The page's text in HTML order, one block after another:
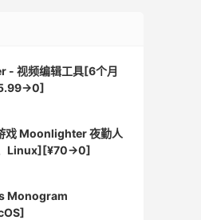
视频编辑工具[6个月
戏 Moonlighter 夜勤人
Linux][¥70→0]
Monogram